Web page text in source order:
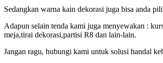
Sedangkan warna kain dekorasi juga bisa anda
Adapun selain tenda kami juga menyewakan :
meja,tirai dekorasi,partisi R8 dan lain-lain.
Jangan ragu, hubungi kami untuk solusi handal